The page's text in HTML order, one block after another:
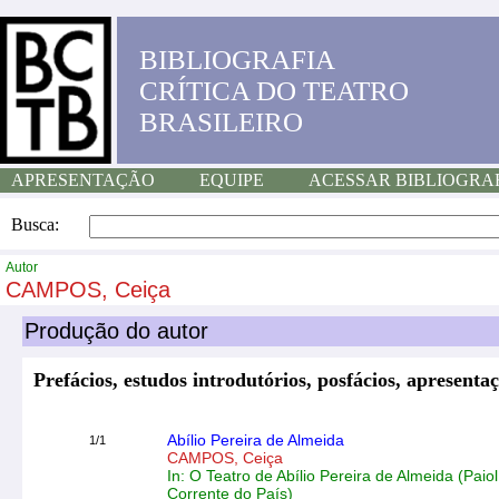
BIBLIOGRAFIA
CRÍTICA DO TEATRO
BRASILEIRO
APRESENTAÇÃO EQUIPE ACESSAR
Busca:
Autor
CAMPOS, Ceiça
Produção do autor
Prefácios, estudos introdutórios, posfácios,
1/1
Abílio Pereira de Almeida
CAMPOS, Ceiça
In: O Teatro de Abílio Pereira de Almeida
Corrente do País)